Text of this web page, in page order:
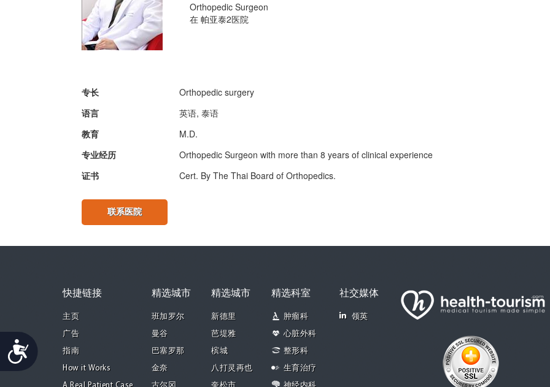
Accessibility
Orthopedic Surgeon
在 帕亚泰2医院
专长
Orthopedic surgery
语言
英语, 泰语
教育
M.D.
专业经历
Orthopedic Surgeon with more than 8 years of clinical experience
证书
Cert. By The Thai Board of Orthopedics.
联系医院
快捷链接
主页
广告
指南
How it Works
精选城市
班加罗尔
曼谷
巴塞罗那
金奈
精选城市
新德里
芭堤雅
槟城
八打灵再也
精选科室
肿瘤科
心脏外科
整形科
生育治疗
社交媒体
领英